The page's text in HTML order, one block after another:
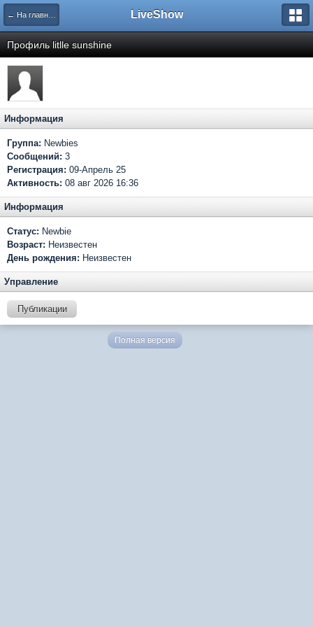
← На главную LiveShow
Профиль litlle sunshine
Информация
Группа: Newbies
Сообщений: 3
Регистрация: 09-Апрель 25
Активность: 08 авг 2026 16:36
Информация
Статус: Newbie
Возраст: Неизвестен
День рождения: Неизвестен
Управление
Публикации
Полная версия